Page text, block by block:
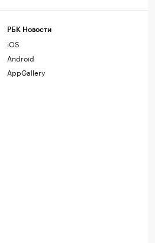
РБК Новости
iOS
Android
AppGallery